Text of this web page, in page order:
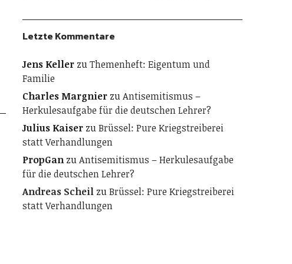
Letzte Kommentare
Jens KellerzuThemenheft: Eigentum und
Familie
Charles MargnierzuAntisemitismus –
Herkulesaufgabe für die deutschen Lehrer?
Julius KaiserzuBrüssel: Pure Kriegstreiberei
statt Verhandlungen
PropGanzuAntisemitismus – Herkulesaufgabe
für die deutschen Lehrer?
Andreas ScheilzuBrüssel: Pure Kriegstreiberei
statt Verhandlungen